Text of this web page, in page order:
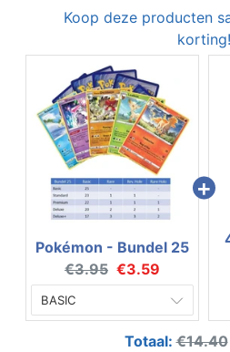
Koop deze producten
korting!
Pokémon - Bundel 25
Original price:
€3.95 Current price:
€3.59
Totaal:€14.40